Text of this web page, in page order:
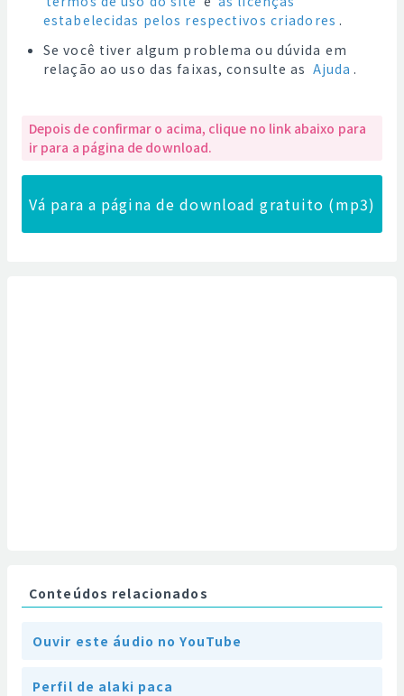
estabelecidas pelos respectivos criadores .
Se você tiver algum problema ou dúvida em
relação ao uso das faixas, consulte as Ajuda .
Depois de confirmar o acima, clique no link abaixo para
ir para a página de download.
Vá para a página de download gratuito (mp3)
Conteúdos relacionados
Ouvir este áudio no YouTube
Perfil de alaki paca